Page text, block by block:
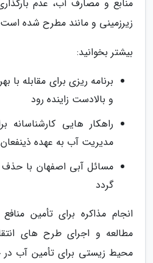
منابع و مصارف آب، عدم
زیرزمینی و مانند مطرح شده
بیشتر بخوانید:
برنامه ریزی برای مقابله با
و بالادست زاینده رود
راهکار هایی
مدیریت آب به عهده
مسائل آبی اصفهان با
گردد
مطالعه و اجرای طرح های
محیط زیستی برای تأمین آب در